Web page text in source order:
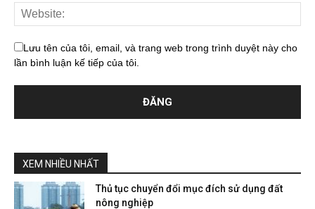
Lưu tên của tôi, email, và trang web trong trình duyệt này cho
lần bình luận kế tiếp của tôi.
XEM NHIỀU NHẤT
Thủ tục chuyển đổi mục đích sử dụng đất
nông nghiệp